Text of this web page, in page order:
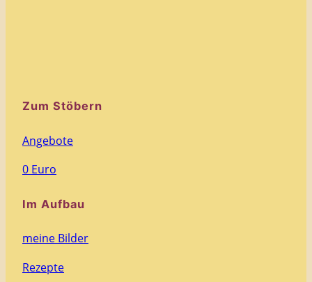
Zum Stöbern
Angebote
0 Euro
Im Aufbau
meine Bilder
Rezepte